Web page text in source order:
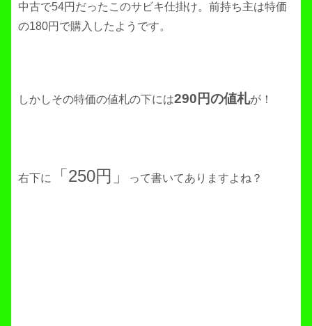
中古で54円だったこのサビキ仕掛け。前持ち主は特価
の180円で購入したようです。
しかしその特価の値札の下には290円の値札が！
右下に 「250円」 って書いてありますよね？